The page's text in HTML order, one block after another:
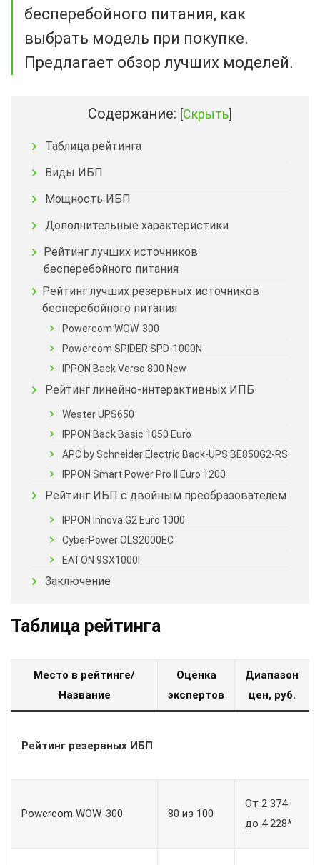
бесперебойного питания, как
выбрать модель при покупке.
Предлагает обзор лучших моделей.
Содержание: [Скрыть]
Таблица рейтинга
Виды ИБП
Мощность ИБП
Дополнительные характеристики
Рейтинг лучших источников
бесперебойного питания
Рейтинг лучших резервных источников
бесперебойного питания
Powercom WOW-300
Powercom SPIDER SPD-1000N
IPPON Back Verso 800 New
Рейтинг линейно-интерактивных ИПБ
Wester UPS650
IPPON Back Basic 1050 Euro
APC by Schneider Electric Back-UPS BE850G2-RS
IPPON Smart Power Pro II Euro 1200
Рейтинг ИБП с двойным преобразователем
IPPON Innova G2 Euro 1000
CyberPower OLS2000EC
EATON 9SX1000I
Заключение
Таблица рейтинга
Место в рейтинге/
Название
Оценка
экспертов
Диапазон
цен, руб.
Рейтинг резервных ИБП
Powercom WOW-300 80 из 100
От 2 374
до 4 228*